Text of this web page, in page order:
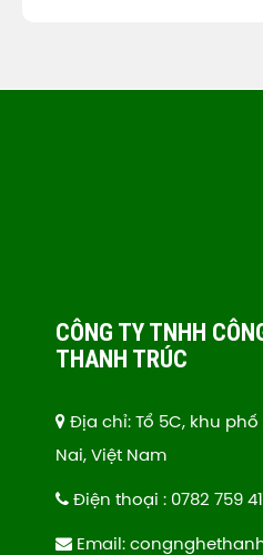
CÔNG TY TNHH
THANH TRÚC
Địa chỉ: Tổ 5C, khu
Nai, Việt Nam
Điện thoại : 0782 759
Email: